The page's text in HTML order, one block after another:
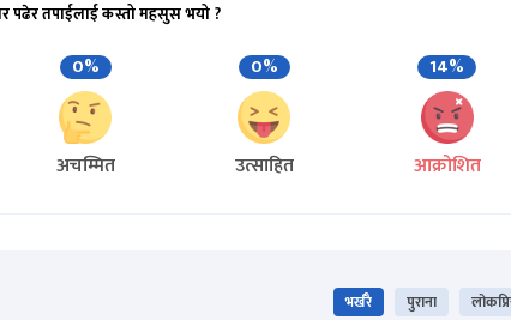
पढेर तपाईलाई कस्तो महसुस भयो ?
0%
अचम्मित
0%
उत्साहित
14%
आक्रोशित
भर्खरै पुराना